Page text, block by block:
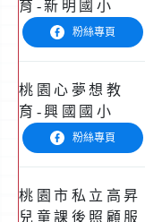
育-新明國小
粉絲專頁
桃園心夢想教
育-興國國小
粉絲專頁
桃園市私立高昇
兒童課後照顧服